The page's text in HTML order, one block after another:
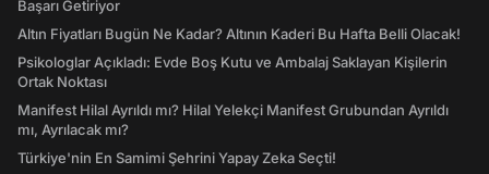
Başarı Getiriyor
Altın Fiyatları Bugün Ne Kadar? Altının Kaderi Bu Hafta Belli Olacak!
Psikologlar Açıkladı: Evde Boş Kutu ve Ambalaj Saklayan Kişilerin
Ortak Noktası
Manifest Hilal Ayrıldı mı? Hilal Yelekçi Manifest Grubundan Ayrıldı
mı, Ayrılacak mı?
Türkiye'nin En Samimi Şehrini Yapay Zeka Seçti!